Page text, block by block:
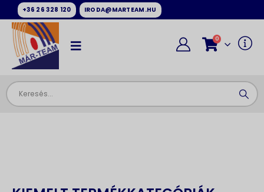
+36 26 328 120 IRODA@MARTEAM.HU
0